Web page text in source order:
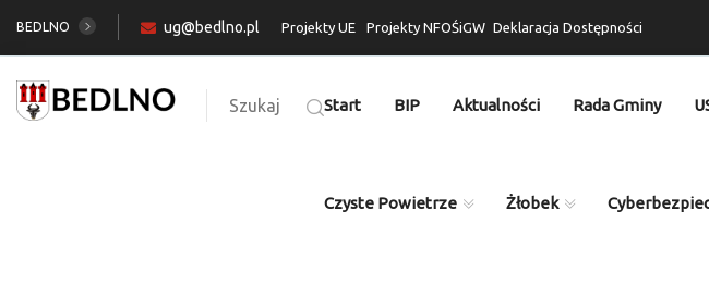
BEDLNO ug@bedlno.pl Projekty UE Projekty NFOŚiGW Deklaracja Dostępności
Szukaj Start BIP Aktualności Rada Gminy
Czyste Powietrze Żłobek